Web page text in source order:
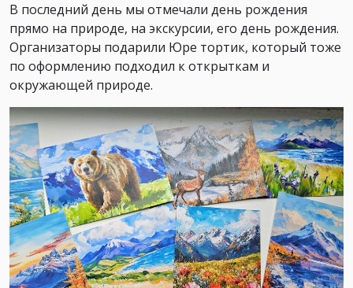
В последний день мы отмечали день рождения
прямо на природе, на экскурсии, его день рождения.
Организаторы подарили Юре тортик, который тоже
по оформлению подходил к открыткам и
окружающей природе.